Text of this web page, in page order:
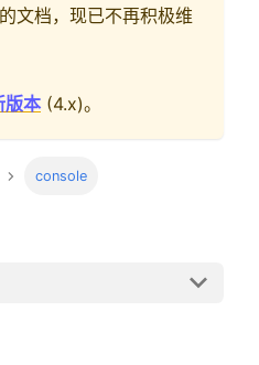
文档，现已不再积极维
版本 (4.x)。
console